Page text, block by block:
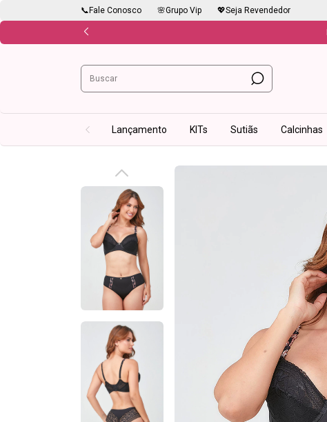
📞Fale Conosco 🌸Grupo Vip 💖Seja Revendedor
Lançamento KITs Sutiãs Calcinhas